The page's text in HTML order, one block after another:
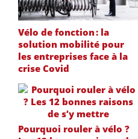
Vélo de fonction : la
solution mobilité pour
les entreprises face à la
crise Covid
Pourquoi rouler à vélo ?